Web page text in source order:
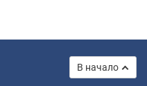
В начало